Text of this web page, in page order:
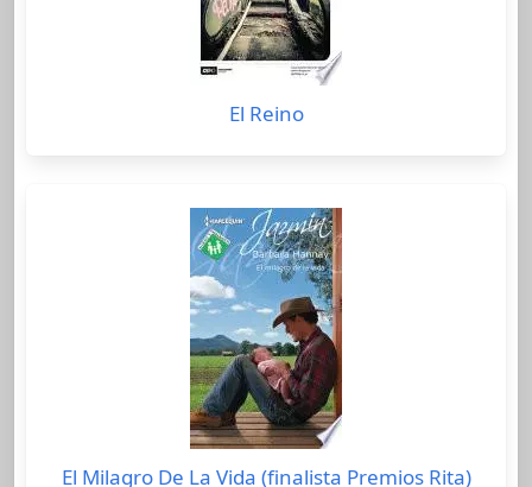
El Reino
El Milagro De La Vida (finalista Premios Rita)